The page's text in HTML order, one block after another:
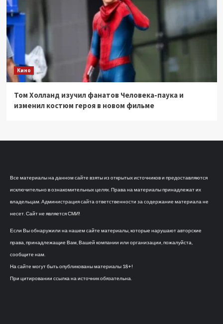
Кино
Том Холланд изучил фанатов Человека-паука и
изменил костюм героя в новом фильме
Все материалы на данном сайте взяты из открытых источников и предоставляются
исключительно в ознакомительных целях. Права на материалы принадлежат их
владельцам. Администрация сайта ответственности за содержание материала не
несет. Сайт не является СМИ!
Если Вы обнаружили на нашем сайте материалы, которые нарушают авторские
права, принадлежащие Вам, Вашей компании или организации, пожалуйста,
сообщите нам.
На сайте могут быть опубликованы материалы 18+!
При цитировании ссылка на источник обязательна.